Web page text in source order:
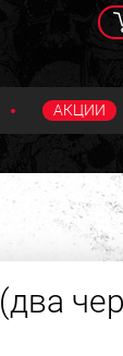
АКЦИИ